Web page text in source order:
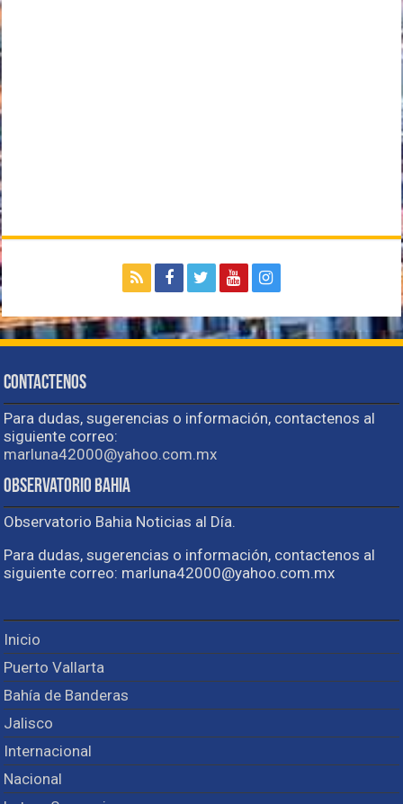
Contactenos
Para dudas, sugerencias o información, contactenos al
siguiente correo:
marluna42000@yahoo.com.mx
Observatorio Bahia
Observatorio Bahia Noticias al Día.
Para dudas, sugerencias o información, contactenos al
siguiente correo: marluna42000@yahoo.com.mx
Inicio
Puerto Vallarta
Bahía de Banderas
Jalisco
Internacional
Nacional